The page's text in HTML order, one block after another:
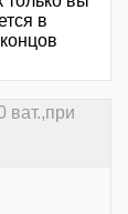
в
ват.,при